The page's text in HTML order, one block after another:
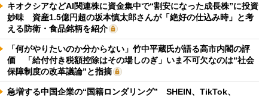
キオクシアなどAI関連株に資金集中で“割安になった成長株”に投資
妙味 資産1.5億円超の坂本慎太郎さんが「絶好の仕込み時」と考
える防衛・食品銘柄を紹介
「何がやりたいのか分からない」竹中平蔵氏が語る高市内閣の評
価 「給付付き税額控除はその場しのぎ」いま不可欠なのは“社会
保障制度の改革議論”と指摘
急増する中国企業の“国籍ロンダリング” SHEIN、TikTok、